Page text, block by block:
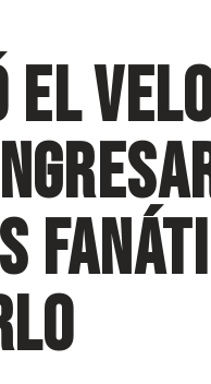
el